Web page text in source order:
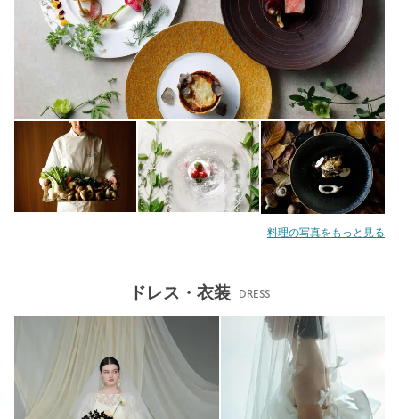
料理の写真をもっと見る
ドレス・衣装 DRESS